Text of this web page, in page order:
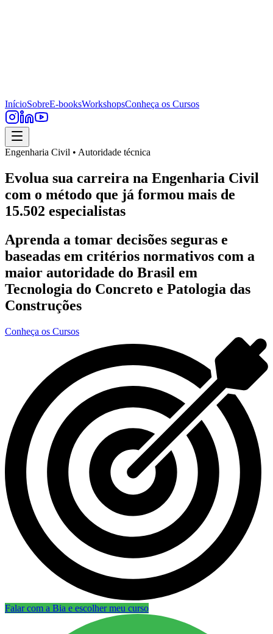
InícioSobreE-booksWorkshopsConheça os Cursos
Engenharia Civil • Autoridade técnica
Evolua sua carreira na Engenharia Civil
com o método que já formou mais de
15.502 especialistas
Aprenda a tomar decisões seguras e
baseadas em critérios normativos com a
maior autoridade do Brasil em
Tecnologia do Concreto e Patologia das
Construções
Conheça os Cursos
Falar com a Bia e escolher meu curso